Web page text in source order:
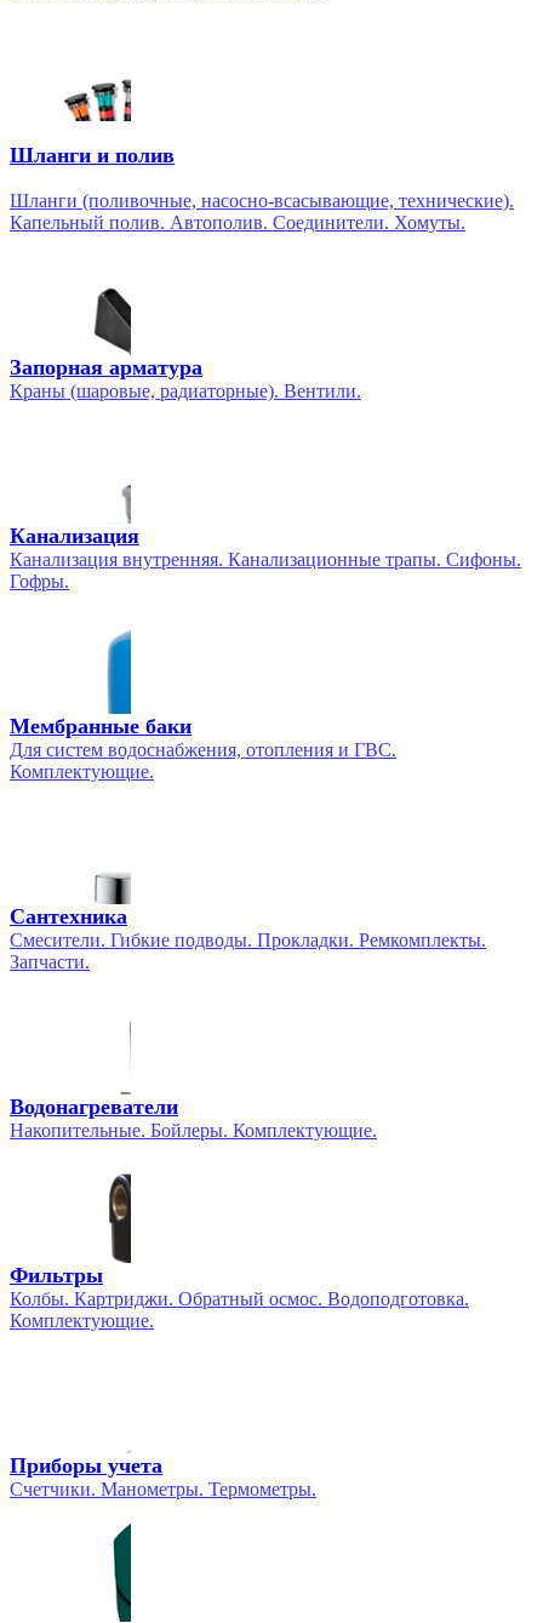
Шланги и полив
Шланги (поливочные, насосно-всасывающие, технические).
Капельный полив. Автополив. Соединители. Хомуты.
Запорная арматура
Краны (шаровые, радиаторные). Вентили.
Канализация
Канализация внутренняя. Канализационные трапы. Сифоны.
Гофры.
Мембранные баки
Для систем водоснабжения, отопления и ГВС.
Комплектующие.
Сантехника
Смесители. Гибкие подводы. Прокладки. Ремкомплекты.
Запчасти.
Водонагреватели
Накопительные. Бойлеры. Комплектующие.
Фильтры
Колбы. Картриджи. Обратный осмос. Водоподготовка.
Комплектующие.
Приборы учета
Счетчики. Манометры. Термометры.